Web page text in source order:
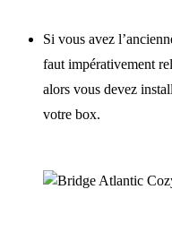
Si vous avez
faut impérativement
alors vous devez
votre box.